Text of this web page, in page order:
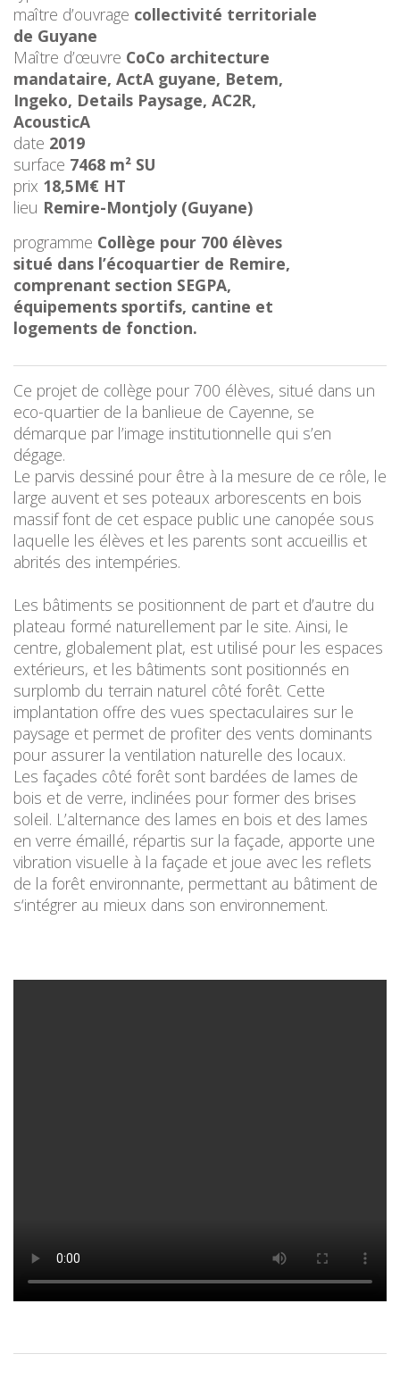
maître d’ouvrage collectivité territoriale
de Guyane
Maître d’œuvre CoCo architecture
mandataire, ActA guyane, Betem,
Ingeko, Details Paysage, AC2R,
AcousticA
date 2019
surface 7468 m² SU
prix 18,5M€ HT
lieu Remire-Montjoly (Guyane)
programme Collège pour 700 élèves
situé dans l’écoquartier de Remire,
comprenant section SEGPA,
équipements sportifs, cantine et
logements de fonction.
Ce projet de collège pour 700 élèves, situé dans un
eco-quartier de la banlieue de Cayenne, se
démarque par l’image institutionnelle qui s’en
dégage.
Le parvis dessiné pour être à la mesure de ce rôle, le
large auvent et ses poteaux arborescents en bois
massif font de cet espace public une canopée sous
laquelle les élèves et les parents sont accueillis et
abrités des intempéries.
Les bâtiments se positionnent de part et d’autre du
plateau formé naturellement par le site. Ainsi, le
centre, globalement plat, est utilisé pour les espaces
extérieurs, et les bâtiments sont positionnés en
surplomb du terrain naturel côté forêt. Cette
implantation offre des vues spectaculaires sur le
paysage et permet de profiter des vents dominants
pour assurer la ventilation naturelle des locaux.
Les façades côté forêt sont bardées de lames de
bois et de verre, inclinées pour former des brises
soleil. L’alternance des lames en bois et des lames
en verre émaillé, répartis sur la façade, apporte une
vibration visuelle à la façade et joue avec les reflets
de la forêt environnante, permettant au bâtiment de
s‘intégrer au mieux dans son environnement.